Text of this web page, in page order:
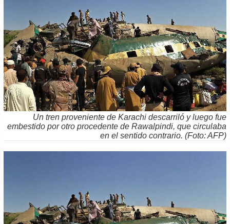
Un tren proveniente de Karachi descarriló y luego fue
embestido por otro procedente de Rawalpindi, que circulaba
en el sentido contrario. (Foto: AFP)